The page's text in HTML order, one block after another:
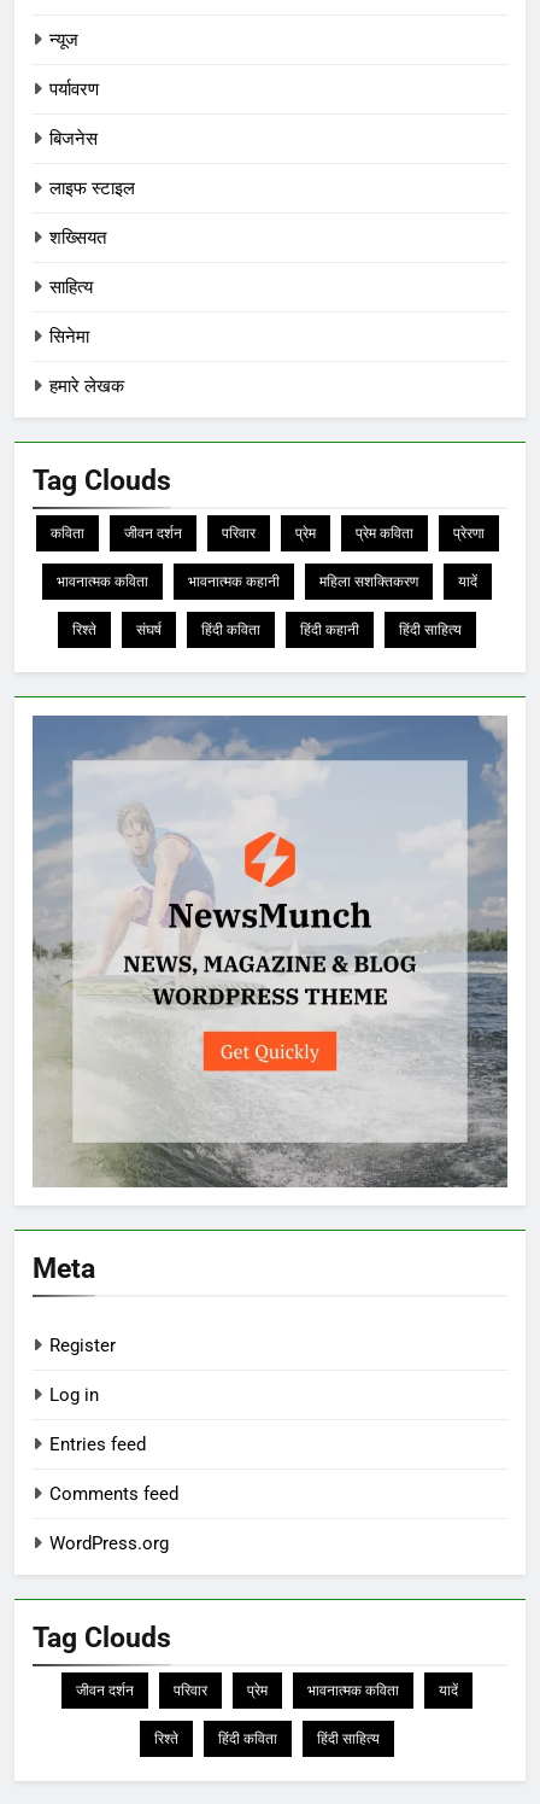
न्यूज
पर्यावरण
बिजनेस
लाइफ स्टाइल
शख्सियत
साहित्य
सिनेमा
हमारे लेखक
Tag Clouds
कविता जीवन दर्शन परिवार प्रेम प्रेम कविता प्रेरणा
भावनात्मक कविता भावनात्मक कहानी महिला सशक्तिकरण यादें
रिश्ते संघर्ष हिंदी कविता हिंदी कहानी हिंदी साहित्य
Meta
Register
Log in
Entries feed
Comments feed
WordPress.org
Tag Clouds
जीवन दर्शन परिवार प्रेम भावनात्मक कविता यादें
रिश्ते हिंदी कविता हिंदी साहित्य